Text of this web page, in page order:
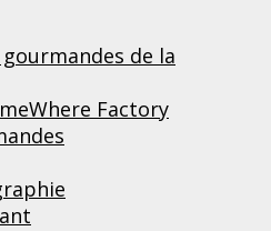
de la
Factory